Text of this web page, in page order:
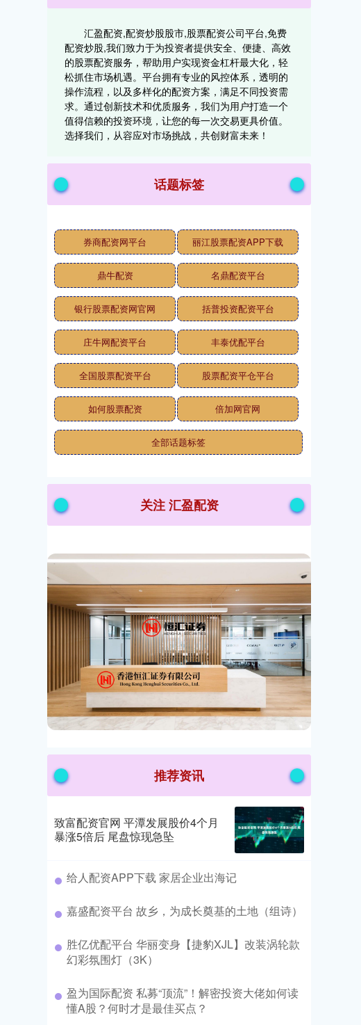
汇盈配资,配资炒股股市,股票配资公司平台,免费
配资炒股,我们致力于为投资者提供安全、便捷、高效
的股票配资服务，帮助用户实现资金杠杆最大化，轻
松抓住市场机遇。平台拥有专业的风控体系，透明的
操作流程，以及多样化的配资方案，满足不同投资需
求。通过创新技术和优质服务，我们为用户打造一个
值得信赖的投资环境，让您的每一次交易更具价值。
选择我们，从容应对市场挑战，共创财富未来！
话题标签
券商配资网平台 丽江股票配资APP下载
鼎牛配资 名鼎配资平台
银行股票配资网官网 括普投资配资平台
庄牛网配资平台 丰泰优配平台
全国股票配资平台 股票配资平仓平台
如何股票配资 倍加网官网
全部话题标签
关注 汇盈配资
推荐资讯
致富配资官网 平潭发展股价4个月
暴涨5倍后 尾盘惊现急坠
​给人配资APP下载 家居企业出海记
​嘉盛配资平台 故乡，为成长奠基的土地（组诗）
​胜亿优配平台 华丽变身【捷豹XJL】改装涡轮款
幻彩氛围灯（3K）
​盈为国际配资 私募“顶流”！解密投资大佬如何读
懂A股？何时才是最佳买点？